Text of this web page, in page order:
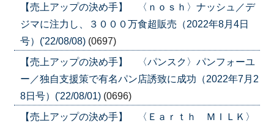
【売上アップの決め手】 〈ｎｏｓｈ〉ナッシュ／デ
ジマに注力し、３０００万食超販売（2022年8月4日
号）('22/08/08) (0697)
【売上アップの決め手】 〈パンスク〉パンフォーユ
ー／独自支援策で有名パン店誘致に成功（2022年7月2
8日号）('22/08/01) (0696)
【売上アップの決め手】 〈Ｅａｒｔｈ ＭＩＬＫ〉